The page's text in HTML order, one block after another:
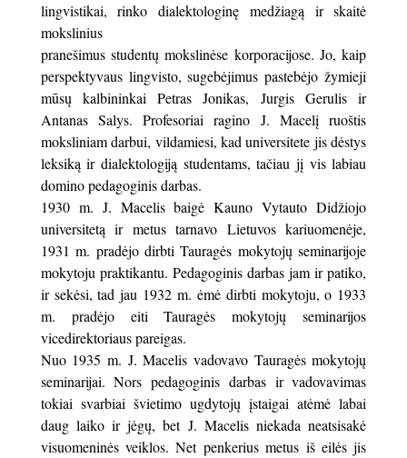
lingvistikai, rinko dialektologinę medžiagą ir skaitė
mokslinius
pranešimus studentų mokslinėse korporacijose. Jo, kaip
perspektyvaus lingvisto, sugebėjimus pastebėjo žymieji
mūsų kalbininkai Petras Jonikas, Jurgis Gerulis ir
Antanas Salys. Profesoriai ragino J. Macelį ruoštis
moksliniam darbui, vildamiesi, kad universitete jis dėstys
leksiką ir dialektologiją studentams, tačiau jį vis labiau
domino pedagoginis darbas.
1930 m. J. Macelis baigė Kauno Vytauto Didžiojo
universitetą ir metus tarnavo Lietuvos kariuomenėje,
1931 m. pradėjo dirbti Tauragės mokytojų seminarijoje
mokytoju praktikantu. Pedagoginis darbas jam ir patiko,
ir sekėsi, tad jau 1932 m. ėmė dirbti mokytoju, o 1933
m. pradėjo eiti Tauragės mokytojų seminarijos
vicedirektoriaus pareigas.
Nuo 1935 m. J. Macelis vadovavo Tauragės mokytojų
seminarijai. Nors pedagoginis darbas ir vadovavimas
tokiai svarbiai švietimo ugdytojų įstaigai atėmė labai
daug laiko ir jėgų, bet J. Macelis niekada neatsisakė
visuomeninės veiklos. Net penkerius metus iš eilės jis